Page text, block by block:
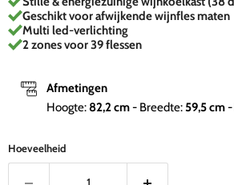
Geschikt voor afwijkende wijnfles maten
Multi led-verlichting
2 zones voor 39 flessen
Afmetingen
Hoogte: 82,2cm- Breedte:59,5cm-
Hoeveelheid